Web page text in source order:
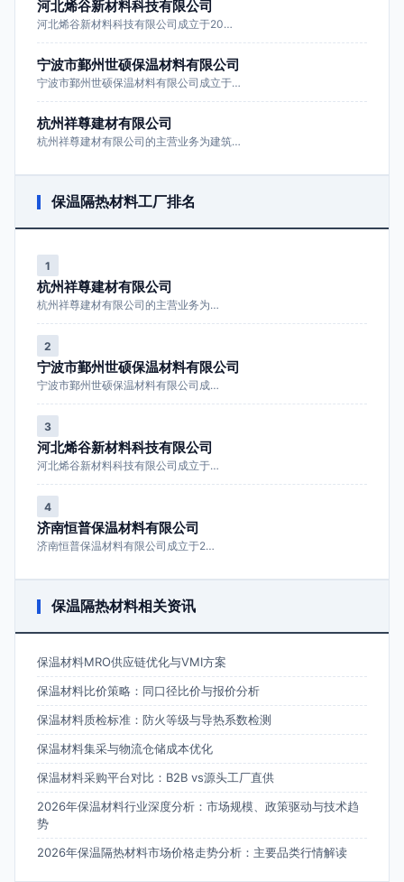
河北烯谷新材料科技有限公司
河北烯谷新材料科技有限公司成立于20…
宁波市鄞州世硕保温材料有限公司
宁波市鄞州世硕保温材料有限公司成立于…
杭州祥尊建材有限公司
杭州祥尊建材有限公司的主营业务为建筑…
保温隔热材料工厂排名
1
杭州祥尊建材有限公司
杭州祥尊建材有限公司的主营业务为…
2
宁波市鄞州世硕保温材料有限公司
宁波市鄞州世硕保温材料有限公司成…
3
河北烯谷新材料科技有限公司
河北烯谷新材料科技有限公司成立于…
4
济南恒普保温材料有限公司
济南恒普保温材料有限公司成立于2…
保温隔热材料相关资讯
保温材料MRO供应链优化与VMI方案
保温材料比价策略：同口径比价与报价分析
保温材料质检标准：防火等级与导热系数检测
保温材料集采与物流仓储成本优化
保温材料采购平台对比：B2B vs源头工厂直供
2026年保温材料行业深度分析：市场规模、政策驱动与技术趋
势
2026年保温隔热材料市场价格走势分析：主要品类行情解读